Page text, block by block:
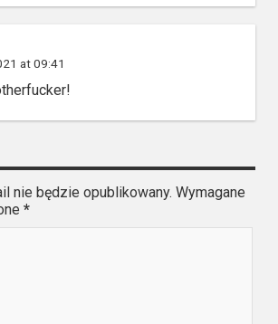
at 09:41
nie będzie opublikowany. Wymagane
*